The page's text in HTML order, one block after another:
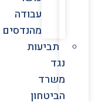
עבודה
מהנדסים
תביעות
נגד
משרד
הביטחון